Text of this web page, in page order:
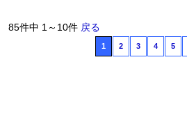
85件中 1～10件 戻る
1 2 3 4 5